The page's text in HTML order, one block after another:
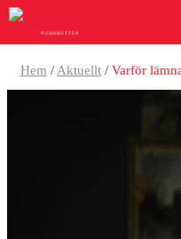
NORRBOTTEN
Hem / Aktuellt / Varför